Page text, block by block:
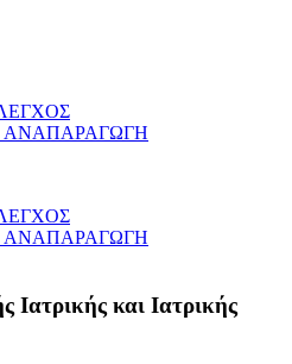
και Ιατρικής